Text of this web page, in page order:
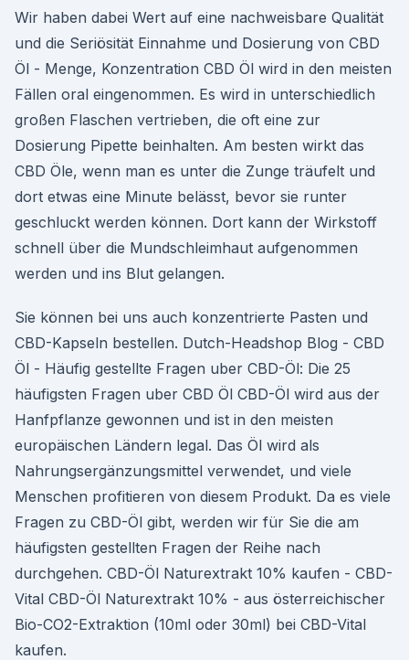
Wir haben dabei Wert auf eine nachweisbare Qualität
und die Seriösität Einnahme und Dosierung von CBD
Öl - Menge, Konzentration CBD Öl wird in den meisten
Fällen oral eingenommen. Es wird in unterschiedlich
großen Flaschen vertrieben, die oft eine zur
Dosierung Pipette beinhalten. Am besten wirkt das
CBD Öle, wenn man es unter die Zunge träufelt und
dort etwas eine Minute belässt, bevor sie runter
geschluckt werden können. Dort kann der Wirkstoff
schnell über die Mundschleimhaut aufgenommen
werden und ins Blut gelangen.
Sie können bei uns auch konzentrierte Pasten und
CBD-Kapseln bestellen. Dutch-Headshop Blog - CBD
Öl - Häufig gestellte Fragen uber CBD-Öl: Die 25
häufigsten Fragen uber CBD Öl CBD-Öl wird aus der
Hanfpflanze gewonnen und ist in den meisten
europäischen Ländern legal. Das Öl wird als
Nahrungsergänzungsmittel verwendet, und viele
Menschen profitieren von diesem Produkt. Da es viele
Fragen zu CBD-Öl gibt, werden wir für Sie die am
häufigsten gestellten Fragen der Reihe nach
durchgehen. CBD-Öl Naturextrakt 10% kaufen - CBD-
Vital CBD-Öl Naturextrakt 10% - aus österreichischer
Bio-CO2-Extraktion (10ml oder 30ml) bei CBD-Vital
kaufen.